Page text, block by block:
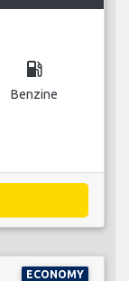
local_gas_station
Benzine
ECONOMY